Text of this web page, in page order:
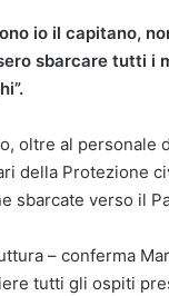
io il capitano,
sbarcare tutti i
oltre al personale
della Protezione
sbarcate verso il
– conferma
tutti gli ospiti